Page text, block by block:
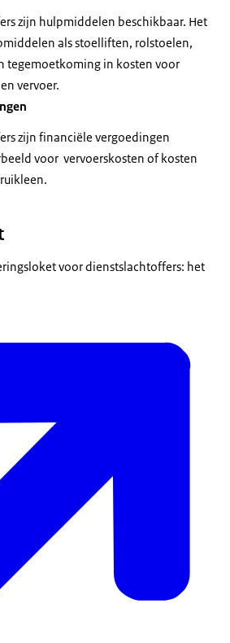
zijn hulpmiddelen beschikbaar. Het
als stoelliften, rolstoelen,
tegemoetkoming in kosten voor
vervoer.
zijn financiële vergoedingen
voor vervoerskosten of kosten
voor dienstslachtoffers: het